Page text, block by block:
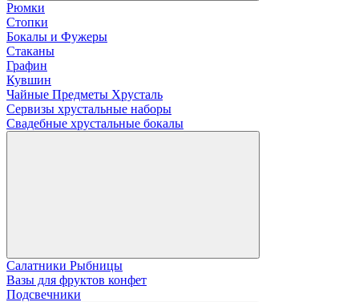
Рюмки
Стопки
Бокалы и Фужеры
Стаканы
Графин
Кувшин
Чайные Предметы Хрусталь
Сервизы хрустальные наборы
Свадебные хрустальные бокалы
Салатники Рыбницы
Вазы для фруктов конфет
Подсвечники